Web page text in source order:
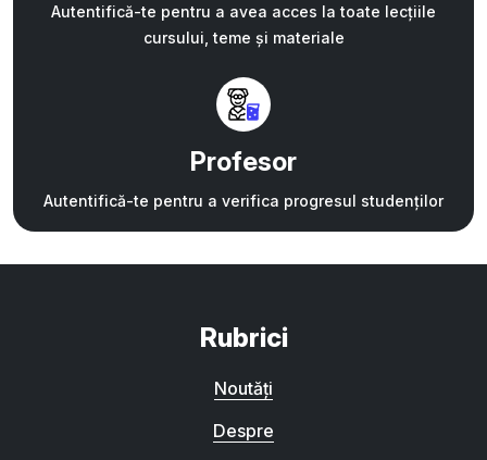
Autentifică-te pentru a avea acces la toate lecțiile
cursului, teme și materiale
Profesor
Autentifică-te pentru a verifica progresul studenților
Rubrici
Noutăți
Despre